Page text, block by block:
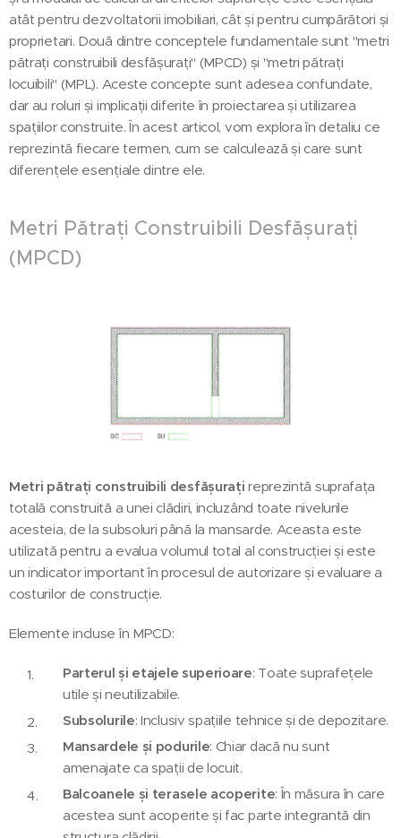
atât pentru dezvoltatorii imobiliari, cât și pentru cumpărători și
proprietari. Două dintre conceptele fundamentale sunt "metri
pătrați construibili desfășurați" (MPCD) și "metri pătrați
locuibili" (MPL). Aceste concepte sunt adesea confundate,
dar au roluri și implicații diferite în proiectarea și utilizarea
spațiilor construite. În acest articol, vom explora în detaliu ce
reprezintă fiecare termen, cum se calculează și care sunt
diferențele esențiale dintre ele.
Metri Pătrați Construibili Desfășurați
(MPCD)
Metri pătrați construibili desfășurați reprezintă suprafața
totală construită a unei clădiri, incluzând toate nivelurile
acesteia, de la subsoluri până la mansarde. Aceasta este
utilizată pentru a evalua volumul total al construcției și este
un indicator important în procesul de autorizare și evaluare a
costurilor de construcție.
Elemente incluse în MPCD:
Parterul și etajele superioare: Toate suprafețele
utile și neutilizabile.
Subsolurile: Inclusiv spațiile tehnice și de depozitare.
Mansardele și podurile: Chiar dacă nu sunt
amenajate ca spații de locuit.
Balcoanele și terasele acoperite: În măsura în care
acestea sunt acoperite și fac parte integrantă din